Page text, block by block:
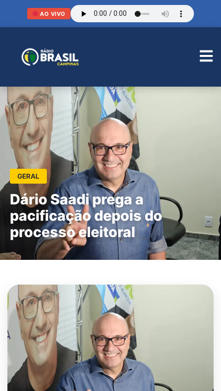
AO VIVO
GERAL
Dário Saadi prega a
pacificação depois do
processo eleitoral